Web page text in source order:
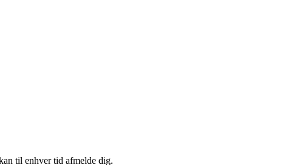
til enhver tid afmelde dig.